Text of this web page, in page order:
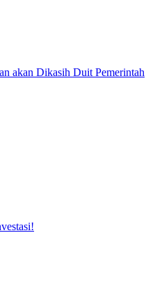
akan Dikasih Duit Pemerintah